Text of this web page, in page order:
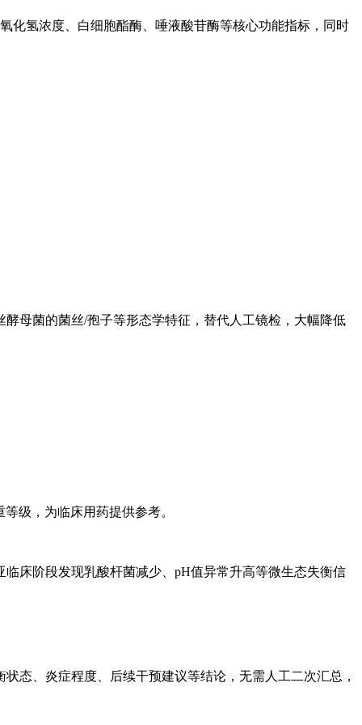
化氢浓度、白细胞酯酶、唾液酸苷酶‌等核心功能指标，同时
母菌的菌丝/孢子等形态学特征，替代人工镜检，大幅降低
级，为临床用药提供参考。
床阶段发现乳酸杆菌减少、pH值异常升高等微生态失衡信
态、炎症程度、后续干预建议等结论，无需人工二次汇总，